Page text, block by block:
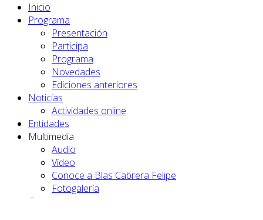
Menú en móvil
Inicio
Programa
Presentación
Participa
Programa
Novedades
Ediciones anteriores
Noticias
Actividades online
Entidades
Multimedia
Audio
Vídeo